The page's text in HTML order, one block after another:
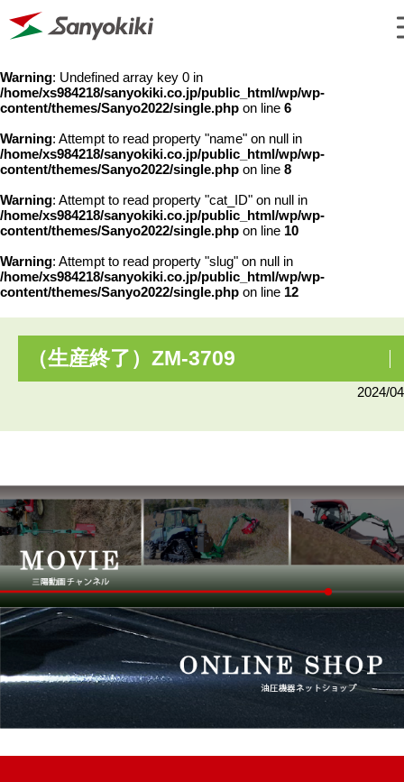
Warning: Undefined array key 0 in
/home/xs984218/sanyokiki.co.jp/public_html/wp/wp-
content/themes/Sanyo2022/single.php on line 6
Warning: Attempt to read property "name" on null in
/home/xs984218/sanyokiki.co.jp/public_html/wp/wp-
content/themes/Sanyo2022/single.php on line 8
Warning: Attempt to read property "cat_ID" on null in
/home/xs984218/sanyokiki.co.jp/public_html/wp/wp-
content/themes/Sanyo2022/single.php on line 10
Warning: Attempt to read property "slug" on null in
/home/xs984218/sanyokiki.co.jp/public_html/wp/wp-
content/themes/Sanyo2022/single.php on line 12
（生産終了）ZM-3709
2024/